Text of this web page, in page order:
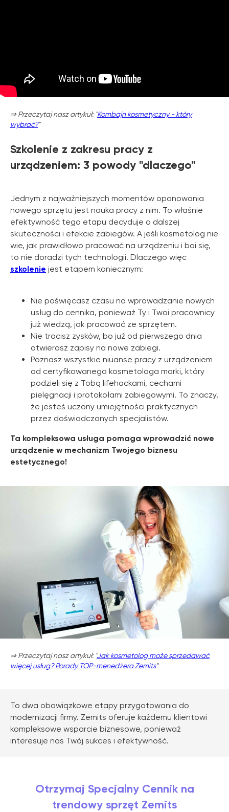
⇒ Przeczytaj nasz artykuł: "Kombajn kosmetyczny - który
wybrać?"
Szkolenie z zakresu pracy z
urządzeniem: 3 powody "dlaczego"
Jednym z najważniejszych momentów opanowania
nowego sprzętu jest nauka pracy z nim. To właśnie
efektywność tego etapu decyduje o dalszej
skuteczności i efekcie zabiegów. A jeśli kosmetolog nie
wie, jak prawidłowo pracować na urządzeniu i boi się,
to nie doradzi tych technologii. Dlaczego więc
szkolenie jest etapem koniecznym:
Nie poświęcasz czasu na wprowadzanie nowych
usług do cennika, ponieważ Ty i Twoi pracownicy
już wiedzą, jak pracować ze sprzętem.
Nie tracisz zysków, bo już od pierwszego dnia
otwierasz zapisy na nowe zabiegi.
Poznasz wszystkie niuanse pracy z urządzeniem
od certyfikowanego kosmetologa marki, który
podzieli się z Tobą lifehackami, cechami
pielęgnacji i protokołami zabiegowymi. To znaczy,
że jesteś uczony umiejętności praktycznych
przez doświadczonych specjalistów.
Ta kompleksowa usługa pomaga wprowadzić nowe
urządzenie w mechanizm Twojego biznesu
estetycznego!
⇒ Przeczytaj nasz artykuł: "Jak kosmetolog może sprzedawać
więcej usług? Porady TOP-menedżera Zemits"
To dwa obowiązkowe etapy przygotowania do
modernizacji firmy. Zemits oferuje każdemu klientowi
kompleksowe wsparcie biznesowe, ponieważ
interesuje nas Twój sukces i efektywność.
Otrzymaj Specjalny Cennik na
trendowy sprzęt Zemits